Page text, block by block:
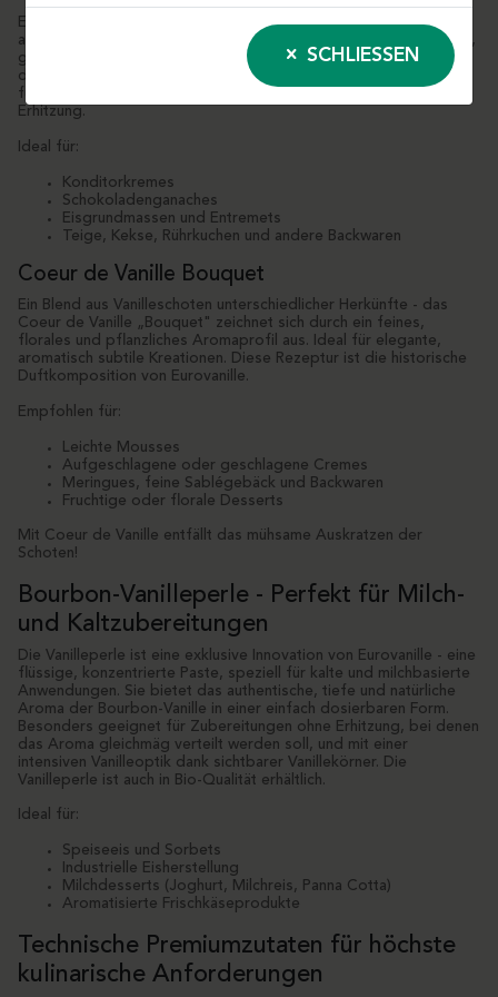
Eine hochwertige Vanillepaste, hergestellt aus sorgfältig
ausgewählten Bourbon-Schoten. Sie entfaltet ein rundes, warmes,
großzügiges Aroma mit typischen holzigen und würzigen Noten
der madagassischen Vanille. Die glatte, homogene Textur sorgt
für eine einfache Verarbeitung und verstärktes Aroma bei
Erhitzung.
Ideal für:
Konditorkremes
Schokoladenganaches
Eisgrundmassen und Entremets
Teige, Kekse, Rührkuchen und andere Backwaren
Coeur de Vanille Bouquet
Ein Blend aus Vanilleschoten unterschiedlicher Herkünfte - das
Coeur de Vanille „Bouquet" zeichnet sich durch ein feines,
florales und pflanzliches Aromaprofil aus. Ideal für elegante,
aromatisch subtile Kreationen. Diese Rezeptur ist die historische
Duftkomposition von Eurovanille.
Empfohlen für:
Leichte Mousses
Aufgeschlagene oder geschlagene Cremes
Meringues, feine Sablégebäck und Backwaren
Fruchtige oder florale Desserts
Mit Coeur de Vanille entfällt das mühsame Auskratzen der
Schoten!
Bourbon-Vanilleperle - Perfekt für Milch-
und Kaltzubereitungen
Die Vanilleperle ist eine exklusive Innovation von Eurovanille - eine
flüssige, konzentrierte Paste, speziell für kalte und milchbasierte
Anwendungen. Sie bietet das authentische, tiefe und natürliche
Aroma der Bourbon-Vanille in einer einfach dosierbaren Form.
Besonders geeignet für Zubereitungen ohne Erhitzung, bei denen
das Aroma gleichmäg verteilt werden soll, und mit einer
intensiven Vanilleoptik dank sichtbarer Vanillekörner. Die
Vanilleperle ist auch in Bio-Qualität erhältlich.
Ideal für:
Speiseeis und Sorbets
Industrielle Eisherstellung
Milchdesserts (Joghurt, Milchreis, Panna Cotta)
Aromatisierte Frischkäseprodukte
Technische Premiumzutaten für höchste
kulinarische Anforderungen
SCHLIESSEN